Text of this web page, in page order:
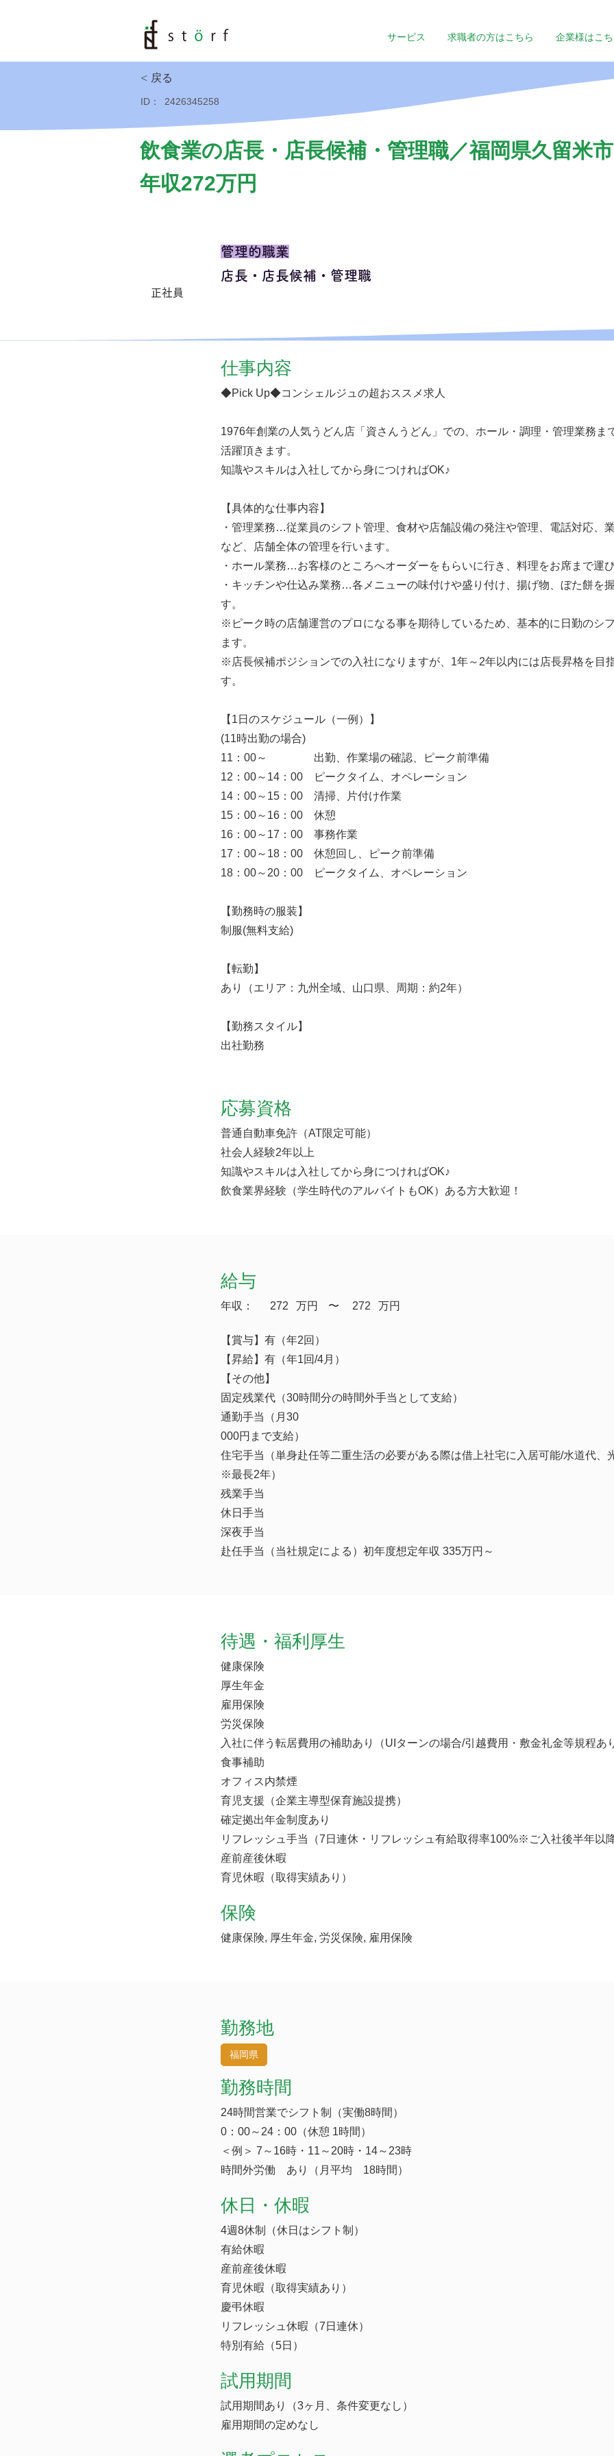
サービス 求職者の方はこちら 企業様はこち
< 戻る
ID： 2426345258
飲食業の店長・店長候補・管理職／福岡県久留米
年収272万円
正社員
管理的職業
店長・店長候補・管理職
仕事内容
◆Pick Up◆コンシェルジュの超おススメ求人
1976年創業の人気うどん店「資さんうどん」での、ホール・調理・管理業務ま
活躍頂きます。
知識やスキルは入社してから身につければOK♪
【具体的な仕事内容】
・管理業務…従業員のシフト管理、食材や店舗設備の発注や管理、電話対応、
など、店舗全体の管理を行います。
・ホール業務…お客様のところへオーダーをもらいに行き、料理をお席まで運び
・キッチンや仕込み業務…各メニューの味付けや盛り付け、揚げ物、ぼた餅を
す。
※ピーク時の店舗運営のプロになる事を期待しているため、基本的に日勤のシ
ます。
※店長候補ポジションでの入社になりますが、1年～2年以内には店長昇格を目
す。
【1日のスケジュール（一例）】
(11時出勤の場合)
11：00～ 出勤、作業場の確認、ピーク前準備
12：00～14：00 ピークタイム、オペレーション
14：00～15：00 清掃、片付け作業
15：00～16：00 休憩
16：00～17：00 事務作業
17：00～18：00 休憩回し、ピーク前準備
18：00～20：00 ピークタイム、オペレーション
【勤務時の服装】
制服(無料支給)
【転勤】
あり（エリア：九州全域、山口県、周期：約2年）
【勤務スタイル】
出社勤務
応募資格
普通自動車免許（AT限定可能）
社会人経験2年以上
知識やスキルは入社してから身につければOK♪
飲食業界経験（学生時代のアルバイトもOK）ある方大歓迎！
給与
年収： 272 万円 ​〜 272 万円
【賞与】有（年2回）
【昇給】有（年1回/4月）
【その他】
固定残業代（30時間分の時間外手当として支給）
通勤手当（月30
000円まで支給）
住宅手当（単身赴任等二重生活の必要がある際は借上社宅に入居可能/水道代、
※最長2年）
残業手当
休日手当
深夜手当
赴任手当（当社規定による）初年度想定年収 335万円～
待遇・福利厚生
健康保険
厚生年金
雇用保険
労災保険
入社に伴う転居費用の補助あり（UIターンの場合/引越費用・敷金礼金等規程あ
食事補助
オフィス内禁煙
育児支援（企業主導型保育施設提携）
確定拠出年金制度あり
リフレッシュ手当（7日連休・リフレッシュ有給取得率100%※ご入社後半年以
産前産後休暇
育児休暇（取得実績あり）
保険
健康保険, 厚生年金, 労災保険, 雇用保険
勤務地
福岡県
勤務時間
24時間営業でシフト制（実働8時間）
0：00～24：00（休憩 1時間）
＜例＞ 7～16時・11～20時・14～23時
時間外労働 あり（月平均 18時間）
休日・休暇
4週8休制（休日はシフト制）
有給休暇
産前産後休暇
育児休暇（取得実績あり）
慶弔休暇
リフレッシュ休暇（7日連休）
特別有給（5日）
試用期間
試用期間あり（3ヶ月、条件変更なし）
雇用期間の定めなし